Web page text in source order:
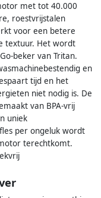
met tot 40.000
roestvrijstalen
voor een betere
textuur. Het wordt
beker van Tritan.
en
tijd en het
niet nodig is. De
van BPA-vrij
uniek
per ongeluk wordt
terechtkomt.